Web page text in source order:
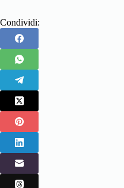
Condividi: